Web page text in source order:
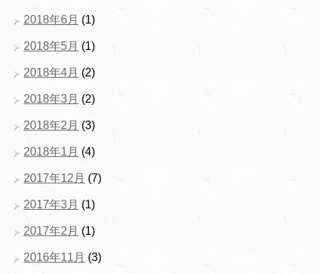
2018年6月 (1)
2018年5月 (1)
2018年4月 (2)
2018年3月 (2)
2018年2月 (3)
2018年1月 (4)
2017年12月 (7)
2017年3月 (1)
2017年2月 (1)
2016年11月 (3)